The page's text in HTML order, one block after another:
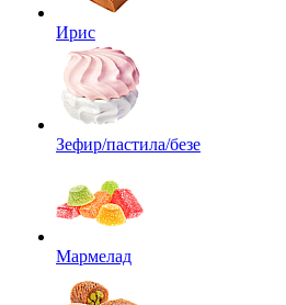
Ирис
Зефир/пастила/безе
Мармелад